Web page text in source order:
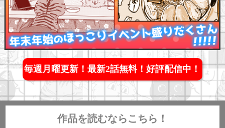
毎週月曜更新！最新2話無料！好評配信中！
作品を読むならこちら！